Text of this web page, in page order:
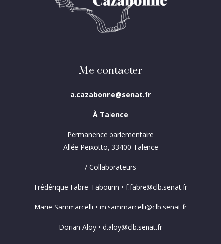
Me contacter
a.cazabonne@senat.fr
À Talence
Permanence parlementaire
Allée Peixotto, 33400 Talence
/ Collaborateurs
Frédérique Fabre-Tabourin • f.fabre@clb.senat.fr
Marie Sammarcelli • m.sammarcelli@clb.senat.fr
Dorian Aloy • d.aloy@clb.senat.fr